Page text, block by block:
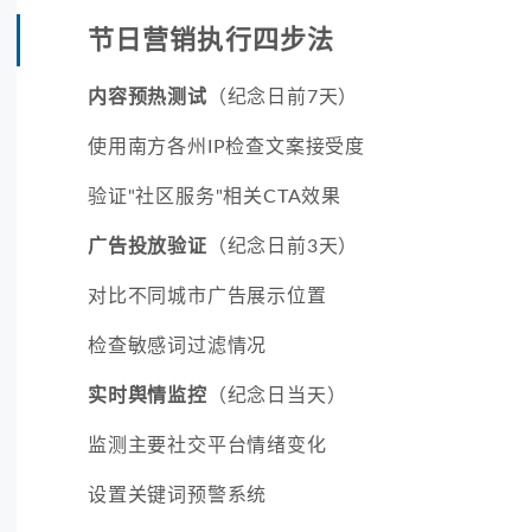
节日营销执行四步法
内容预热测试 （纪念日前7天）
使用南方各州IP检查文案接受度
验证"社区服务"相关CTA效果
广告投放验证 （纪念日前3天）
对比不同城市广告展示位置
检查敏感词过滤情况
实时舆情监控 （纪念日当天）
监测主要社交平台情绪变化
设置关键词预警系统